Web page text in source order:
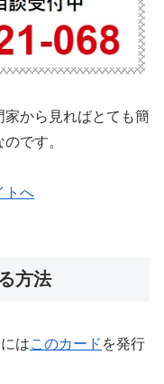
から見ればとても簡
です。
トへ
方法
にはこのカード を発行